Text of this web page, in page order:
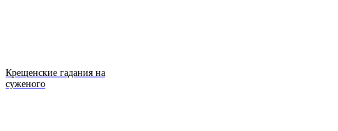
Крещенские гадания на
суженого